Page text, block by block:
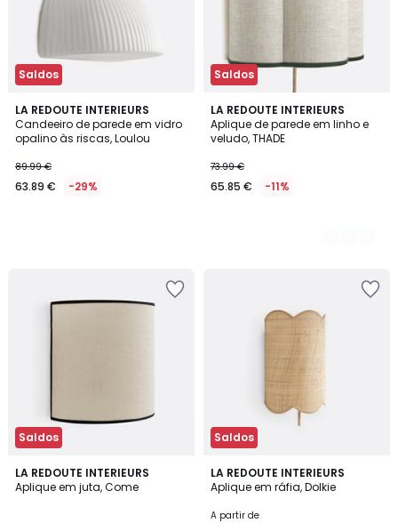
Saldos
LA REDOUTE INTERIEURS
Candeeiro de parede em vidro
opalino às riscas, Loulou
89.99 €
63.89 € -29%
Saldos
LA REDOUTE INTERIEURS
Aplique de parede em linho e
veludo, THADE
73.99 €
65.85 € -11%
2
Cores
Saldos
LA REDOUTE INTERIEURS
Aplique em juta, Come
3
/
Saldos
LA REDOUTE INTERIEURS
Aplique em ráfia, Dolkie
A partir de
4
/
2
Cores